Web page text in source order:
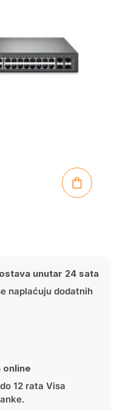
unutar 24 sata
naplaćuju dodatnih
online
12 rata Visa